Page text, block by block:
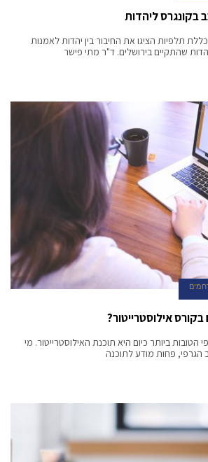
בקונגרס ליהדות
תלפיות הציגו את החיבור בין יהדות לאמנות
שהתקיים בירושלים. ד"ר מתי פישר
אילוסטרייטור?
הטובות ביותר כיום היא תוכנת האילוסטרייטור. מי
הגרפי, פחות מודע לתוכנה